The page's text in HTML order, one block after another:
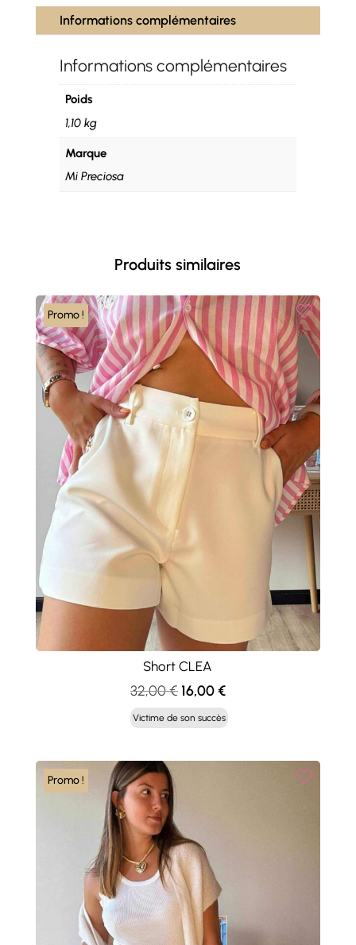
Informations complémentaires
Informations complémentaires
Poids
1,10 kg
Marque
Mi Preciosa
Produits similaires
Promo !
Short CLEA
32,00€ Le
prix
initial
16,00€Le
prix
actuel
Victime de son succès
Promo !